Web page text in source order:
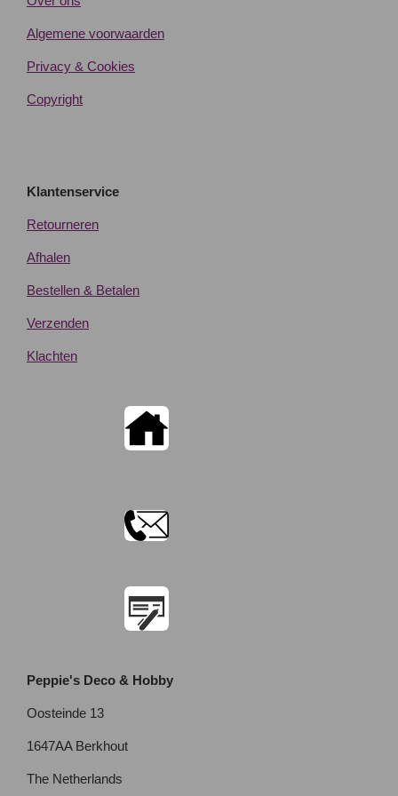
Algemene voorwaarden
Privacy & Cookies
Copyright
Klantenservice
Retourneren
Afhalen
Bestellen & Betalen
Verzenden
Klachten
Peppie's Deco & Hobby
Oosteinde 13
1647AA Berkhout
The Netherlands